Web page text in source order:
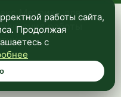
Метрику для
работы
работы сайта,
Продолжая
с